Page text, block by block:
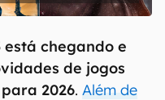
está chegando e
de jogos
2026. Além de